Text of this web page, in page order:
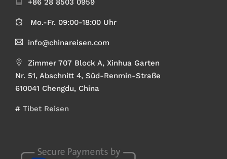
+86 28 8503 0959
Mo.-Fr. 09:00-18:00 Uhr
info@chinareisen.com
Zimmer 707 Block A, Xinhua Garten
Nr. 51, Abschnitt 4, Süd-Renmin-Straße
610041 Chengdu, China
# Tibet Reisen